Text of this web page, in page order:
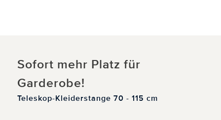
Sofort mehr Platz für
Garderobe!
Teleskop-Kleiderstange 70 - 115 cm